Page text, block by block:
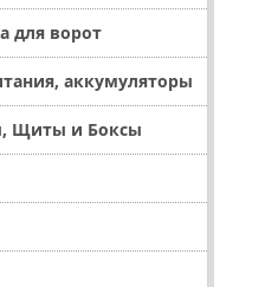
для ворот
аккумуляторы
Щиты и Боксы